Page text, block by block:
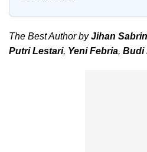
The Best Author byJihan
Putri Lestari, Yeni Febria, Budi